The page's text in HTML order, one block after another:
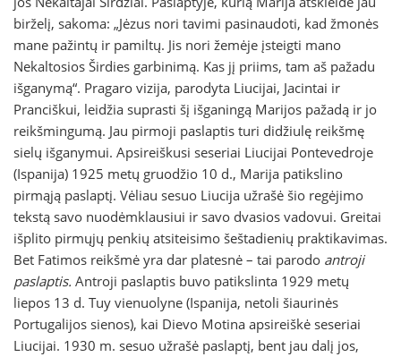
birželį, sakoma: „Jėzus nori tavimi pasinaudoti, kad žmonės
mane pažintų ir pamiltų. Jis nori žemėje įsteigti mano
Nekaltosios Širdies garbinimą. Kas jį priims, tam aš pažadu
išganymą“. Pragaro vizija, parodyta Liucijai, Jacintai ir
Pranciškui, leidžia suprasti šį išganingą Marijos pažadą ir jo
reikšmingumą. Jau pirmoji paslaptis turi didžiulę reikšmę
sielų išganymui. Apsireiškusi seseriai Liucijai Pontevedroje
(Ispanija) 1925 metų gruodžio 10 d., Marija patikslino
pirmąją paslaptį. Vėliau sesuo Liucija užrašė šio regėjimo
tekstą savo nuodėmklausiui ir savo dvasios vadovui. Greitai
išplito pirmųjų penkių atsiteisimo šeštadienių praktikavimas.
Bet Fatimos reikšmė yra dar platesnė – tai parodo antroji
paslaptis. Antroji paslaptis buvo patikslinta 1929 metų
liepos 13 d. Tuy vienuolyne (Ispanija, netoli šiaurinės
Portugalijos sienos), kai Dievo Motina apsireiškė seseriai
Liucijai. 1930 m. sesuo užrašė paslaptį, bent jau dalį jos,